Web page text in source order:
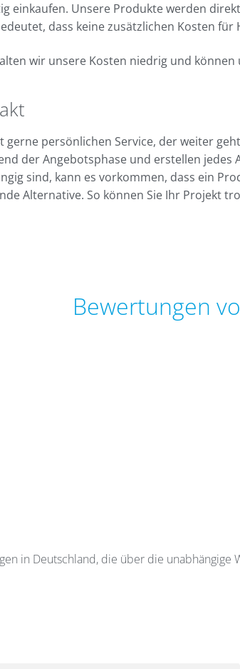
einkaufen. Unsere Produkte werden
dass keine zusätzlichen Kosten
wir unsere Kosten niedrig und
gerne persönlichen Service, der weiter
der Angebotsphase und erstellen
sind, kann es vorkommen, dass ein
Alternative. So können Sie Ihr Projekt
Bewertungen
in Deutschland, die über die unabhängige